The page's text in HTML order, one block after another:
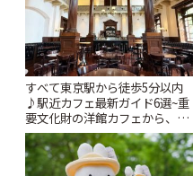
すべて東京駅から徒歩5分以内
♪駅近カフェ最新ガイド6選~重
要文化財の洋館カフェから、改
札すぐのレトロ喫茶まで~ | こと
りっぷ